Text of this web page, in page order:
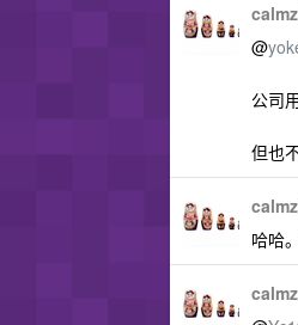
@
公司
但也
哈哈